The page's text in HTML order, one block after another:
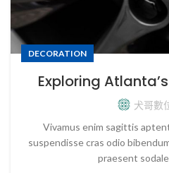
DECORATION
Exploring
犬哥數
Vivamus enim sagittis
suspendisse cras odio
praesent